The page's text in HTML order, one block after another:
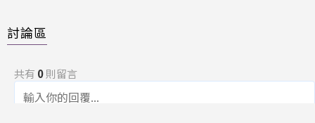
討論區
共有 0則留言